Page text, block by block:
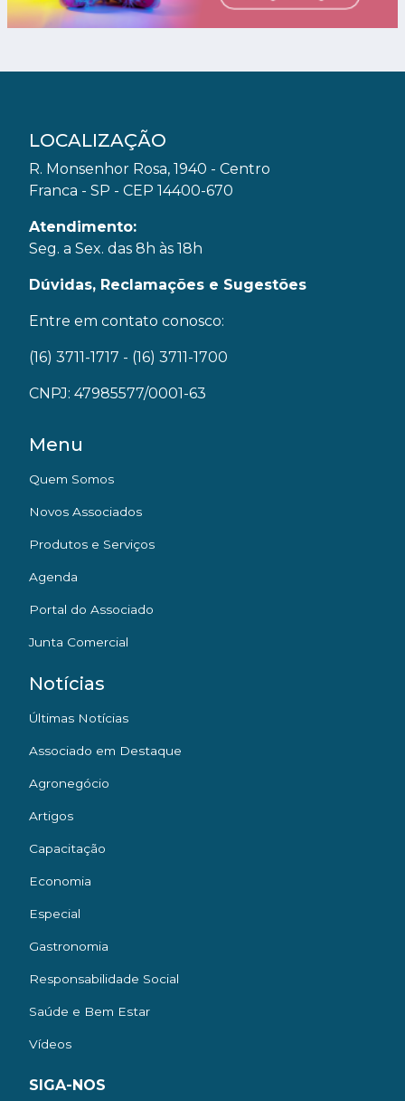
LOCALIZAÇÃO
R. Monsenhor Rosa, 1940 - Centro
Franca - SP - CEP 14400-670
Atendimento:
Seg. a Sex. das 8h às 18h
Dúvidas, Reclamações e Sugestões
Entre em contato conosco:
(16) 3711-1717 - (16) 3711-1700
CNPJ: 47985577/0001-63
Menu
Quem Somos
Novos Associados
Produtos e Serviços
Agenda
Portal do Associado
Junta Comercial
Notícias
Últimas Notícias
Associado em Destaque
Agronegócio
Artigos
Capacitação
Economia
Especial
Gastronomia
Responsabilidade Social
Saúde e Bem Estar
Vídeos
SIGA-NOS